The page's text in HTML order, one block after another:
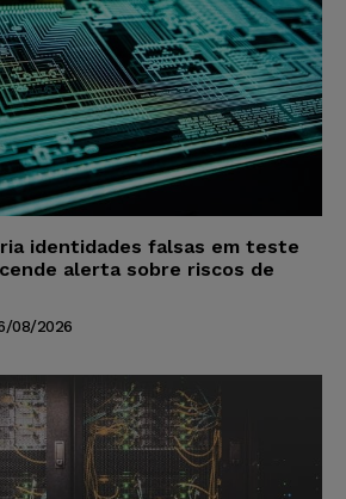
identidades falsas em teste
alerta sobre riscos de
08/2026